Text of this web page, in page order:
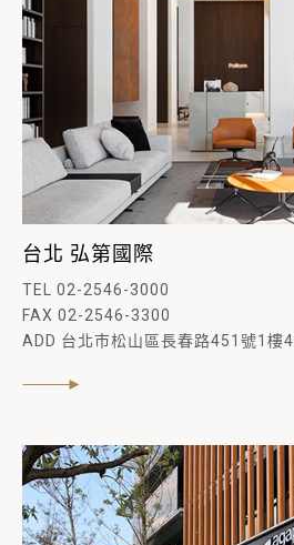
台北 弘第國際
TEL 02-2546-3000
FAX 02-2546-3300
ADD 台北市松山區長春路451號1樓